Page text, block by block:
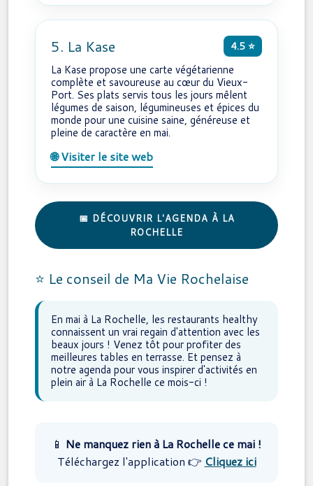
5. La Kase 4.5 ⭐
La Kase propose une carte végétarienne
complète et savoureuse au cœur du Vieux-
Port. Ses plats servis tous les jours mêlent
légumes de saison, légumineuses et épices du
monde pour une cuisine saine, généreuse et
pleine de caractère en mai.
🌐 Visiter le site web
📅 DÉCOUVRIR L'AGENDA À LA
ROCHELLE
⭐ Le conseil de Ma Vie Rochelaise
En mai à La Rochelle, les restaurants healthy
connaissent un vrai regain d'attention avec les
beaux jours ! Venez tôt pour profiter des
meilleures tables en terrasse. Et pensez à
notre agenda pour vous inspirer d'activités en
plein air à La Rochelle ce mois-ci !
📱 Ne manquez rien à La Rochelle ce mai !
Téléchargez l'application 👉 Cliquez ici